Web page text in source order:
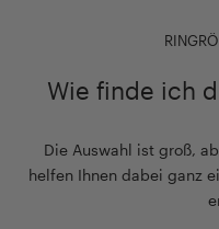
Wie finde ich
Die Auswahl ist groß,
helfen Ihnen dabei ganz